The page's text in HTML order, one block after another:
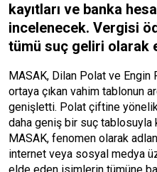
kayıtları ve banka
incelenecek. Vergisi
tümü suç geliri olarak
MASAK, Dilan Polat ve Engin
ortaya çıkan vahim tablonun
genişletti. Polat çiftine
daha geniş bir suç tablosuyla
MASAK, fenomen olarak
internet veya sosyal medya